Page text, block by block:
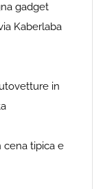
gadget
Kaberlaba
in
cena tipica e